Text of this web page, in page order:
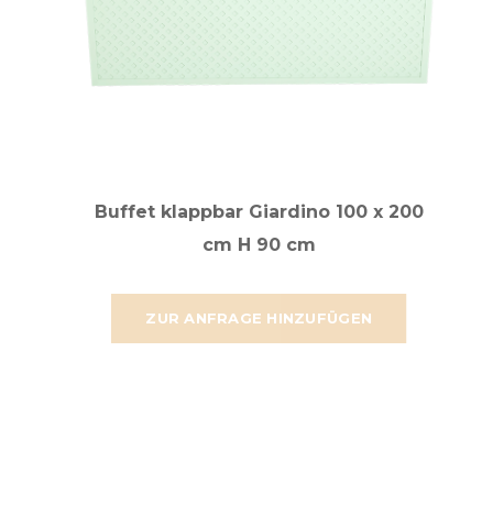
ZUR ANFRAGE HINZUFÜGEN
Buffet klappbar Giardino 100 x 200
cm H 90 cm